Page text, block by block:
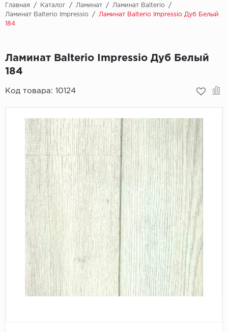
Alpine floor
Bonkeel
Classen
CorkArt Vinyl
Damy Floor
Decoria
Dolce Flooring
ECO Parquet
Паркет
Паркетная доска
Подложка
Пробковое покрытие
Главная / Каталог / Ламинат / Ламинат Balterio
/
Ламинат Balterio Impressio
/
Ламинат Balterio Impressio Дуб Белый
184
Ламинат Balterio Impressio Дуб Белый
184
Код товара: 10124